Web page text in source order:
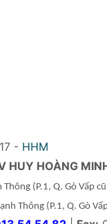
- HHM
HUY HOÀNG
Thông (P.1, Q. Gò Vấp
Thông(P.1, Q. Gò